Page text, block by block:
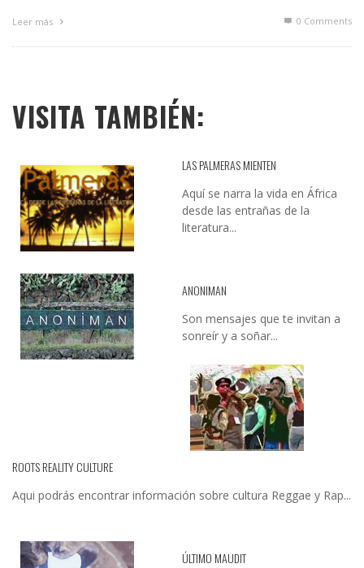
Leer más 0 Comments
VISITA TAMBIÉN:
LAS PALMERAS MIENTEN
Aquí se narra la vida en África
desde las entrañas de la
literatura...
ANONIMAN
Son mensajes que te invitan a
sonreír y a soñar...
ROOTS REALITY CULTURE
Aqui podrás encontrar información sobre cultura Reggae y Rap...
ÚLTIMO MAUDIT